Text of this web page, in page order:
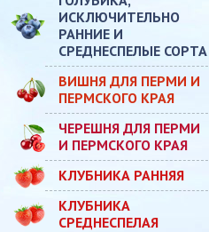
ИСКЛЮЧИТЕЛЬНО
РАННИЕ И
СРЕДНЕСПЕЛЫЕ СОРТА
ВИШНЯ ДЛЯ ПЕРМИ И
ПЕРМСКОГО КРАЯ
ЧЕРЕШНЯ ДЛЯ ПЕРМИ
И ПЕРМСКОГО КРАЯ
КЛУБНИКА РАННЯЯ
КЛУБНИКА
СРЕДНЕСПЕЛАЯ